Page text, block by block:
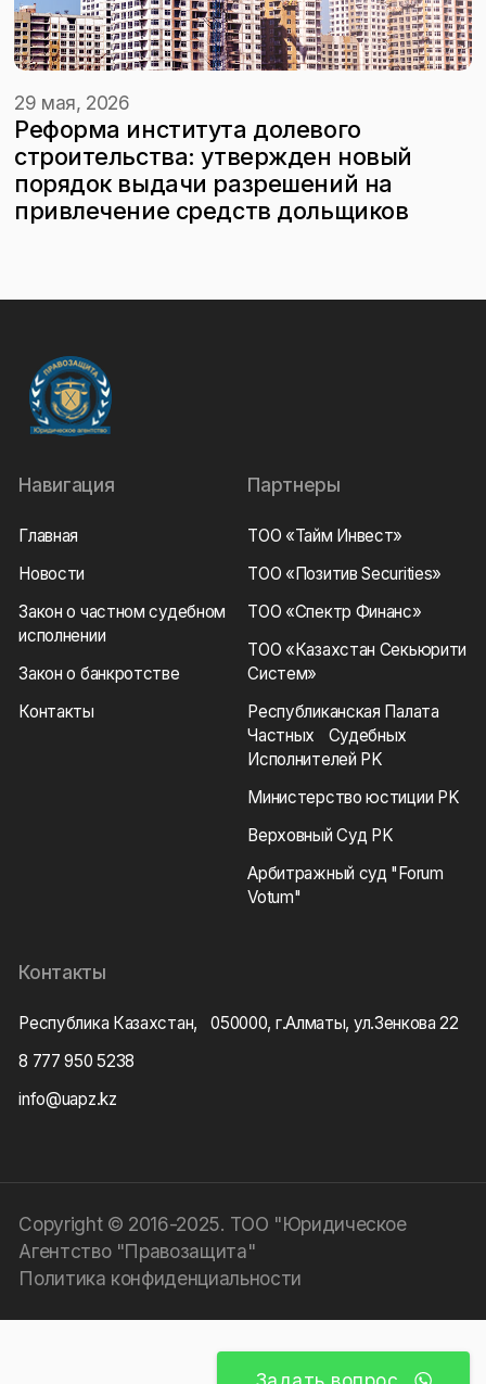
29 мая, 2026
Реформа института долевого
строительства: утвержден новый
порядок выдачи разрешений на
привлечение средств дольщиков
Навигация
Главная
Новости
Закон о частном судебном
исполнении
Закон о банкротстве
Контакты
Партнеры
ТОО «Тайм Инвест»
ТОО «Позитив Securities»
ТОО «Спектр Финанс»
ТОО «Казахстан Секьюрити
Систем»
Республиканская Палата
Частных Судебных
Исполнителей РK
Министерство юстиции РK
Верховный Суд РK
Арбитражный суд "Forum
Votum"
Контакты
Республика Казахстан, 050000, г.Алматы, ул.Зенкова 22
8 777 950 5238
info@uapz.kz
Copyright © 2016-2025. ТОО "Юридическое
Агентство "Правозащита"
Политика конфиденциальности